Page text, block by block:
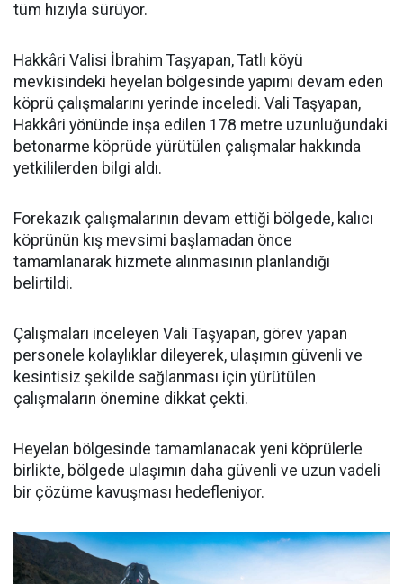
tüm hızıyla sürüyor.
Hakkâri Valisi İbrahim Taşyapan, Tatlı köyü
mevkisindeki heyelan bölgesinde yapımı devam eden
köprü çalışmalarını yerinde inceledi. Vali Taşyapan,
Hakkâri yönünde inşa edilen 178 metre uzunluğundaki
betonarme köprüde yürütülen çalışmalar hakkında
yetkililerden bilgi aldı.
Forekazık çalışmalarının devam ettiği bölgede, kalıcı
köprünün kış mevsimi başlamadan önce
tamamlanarak hizmete alınmasının planlandığı
belirtildi.
Çalışmaları inceleyen Vali Taşyapan, görev yapan
personele kolaylıklar dileyerek, ulaşımın güvenli ve
kesintisiz şekilde sağlanması için yürütülen
çalışmaların önemine dikkat çekti.
Heyelan bölgesinde tamamlanacak yeni köprülerle
birlikte, bölgede ulaşımın daha güvenli ve uzun vadeli
bir çözüme kavuşması hedefleniyor.